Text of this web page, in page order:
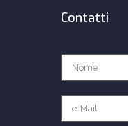
Contatti